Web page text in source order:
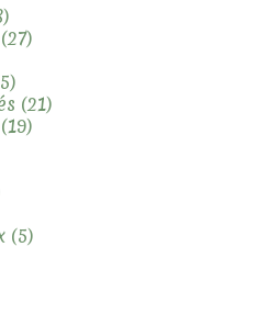
(27)
(21)
(19)
(5)